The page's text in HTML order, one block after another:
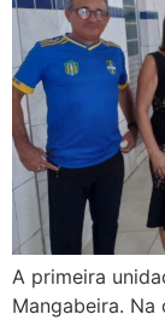
A primeira
Mangabeira.